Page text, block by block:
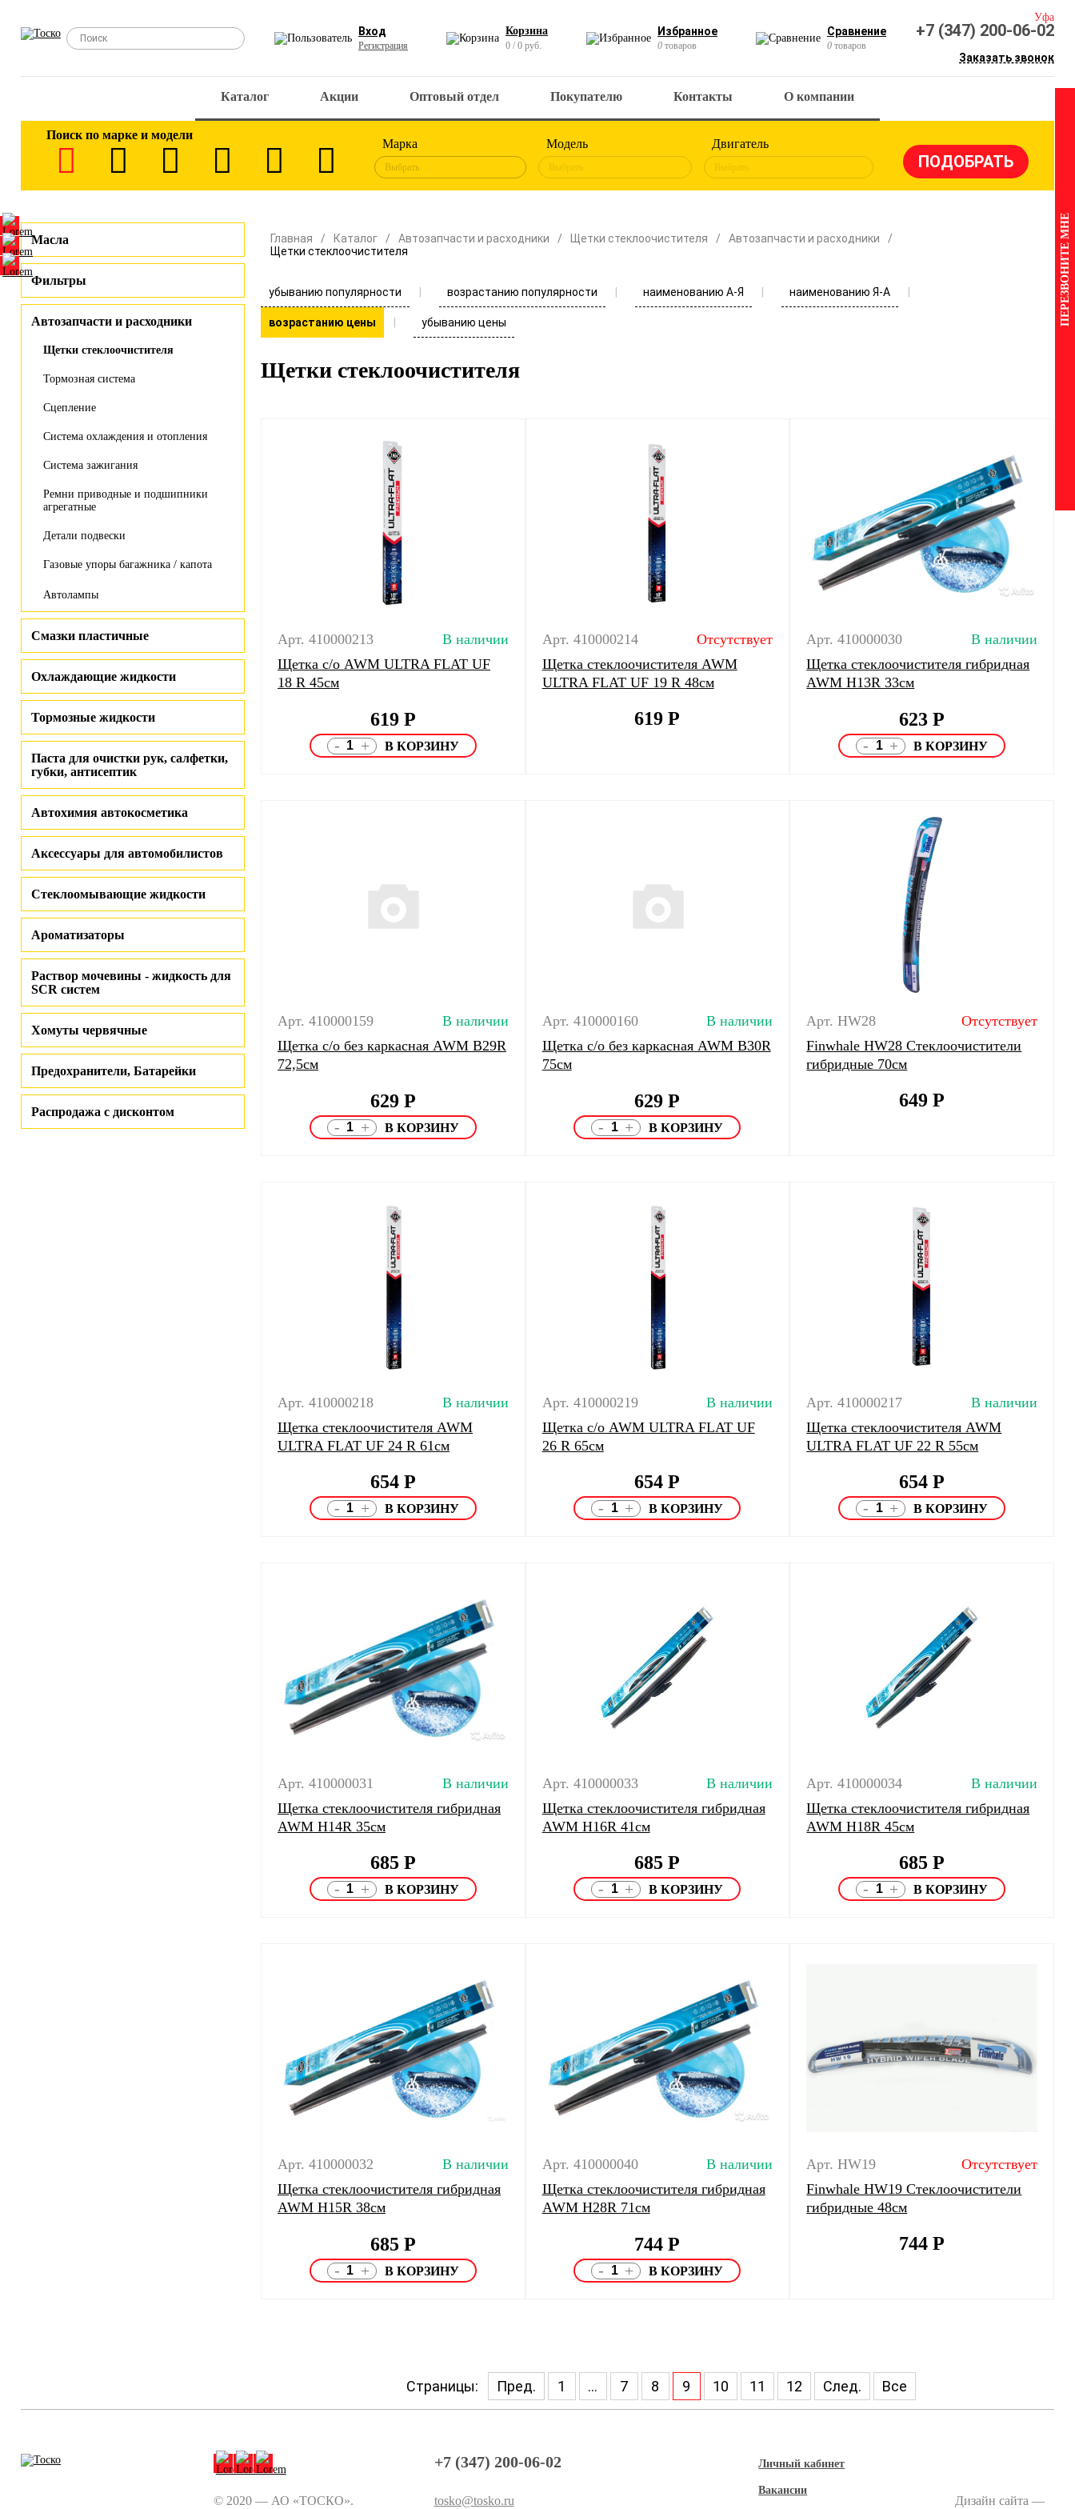
Вход
Регистрация
Корзина
0 / 0 руб.
Избранное
0 товаров
Сравнение
0 товаров
Уфа
+7 (347) 200-06-02
Заказать звонок
Каталог Акции Оптовый отдел Покупателю Контакты О компании
Поиск по марке и модели
Марка
Выбрать
Модель
Выбрать
Двигатель
Выбрать
Масла
Фильтры
Автозапчасти и расходники
Щетки стеклоочистителя
Тормозная система
Сцепление
Система охлаждения и отопления
Система зажигания
Ремни приводные и подшипники
агрегатные
Детали подвески
Газовые упоры багажника / капота
Автолампы
Смазки пластичные
Охлаждающие жидкости
Тормозные жидкости
Паста для очистки рук, салфетки,
губки, антисептик
Автохимия автокосметика
Аксессуары для автомобилистов
Стеклоомывающие жидкости
Ароматизаторы
Раствор мочевины - жидкость для
SCR систем
Хомуты червячные
Предохранители, Батарейки
Распродажа с дисконтом
Главная Каталог Автозапчасти и расходники Щетки стеклоочистителя
Автозапчасти и расходники
Щетки стеклоочистителя
убыванию популярности возрастанию популярности наименованию А-Я наименованию Я-А
возрастанию цены убыванию цены
Щетки стеклоочистителя
Арт. 410000213
В наличии
Щетка с/о AWM ULTRA FLAT UF
18 R 45см
619 Р
- +
Арт. 410000214
Отсутствует
Щетка стеклоочистителя AWM
ULTRA FLAT UF 19 R 48см
619Р
Арт. 410000030
В наличии
Щетка стеклоочистителя гибридная
AWM H13R 33см
623Р
- +
Арт. 410000159
В наличии
Щетка с/о без каркасная AWM B29R
72,5см
629 Р
- +
Арт. 410000160
В наличии
Щетка с/о без каркасная AWM B30R
75см
629Р
- +
Арт. HW28
Отсутствует
Finwhale HW28 Стеклоочистители
гибридные 70см
649Р
Арт. 410000218
В наличии
Щетка стеклоочистителя AWM
ULTRA FLAT UF 24 R 61cм
654 Р
- +
Арт. 410000219
В наличии
Щетка с/о AWM ULTRA FLAT UF
26 R 65cм
654Р
- +
Арт. 410000217
В наличии
Щетка стеклоочистителя AWM
ULTRA FLAT UF 22 R 55см
654Р
- +
Арт. 410000031
В наличии
Щетка стеклоочистителя гибридная
AWM H14R 35см
685 Р
- +
Арт. 410000033
В наличии
Щетка стеклоочистителя гибридная
AWM H16R 41см
685Р
- +
Арт. 410000034
В наличии
Щетка стеклоочистителя гибридная
AWM H18R 45см
685Р
- +
Арт. 410000032
В наличии
Щетка стеклоочистителя гибридная
AWM H15R 38см
685 Р
- +
Арт. 410000040
В наличии
Щетка стеклоочистителя гибридная
AWM H28R 71см
744Р
- +
Арт. HW19
Отсутствует
Finwhale HW19 Стеклоочистители
гибридные 48см
744Р
Страницы: Пред. 1 ... 7 8 9 10 11 12 След. Все
© 2020 — АО «ТОСКО».
+7 (347) 200-06-02
tosko@tosko.ru
Личный кабинет
Вакансии
Дизайн сайта —
ПЕРЕЗВОНИТЕ МНЕ